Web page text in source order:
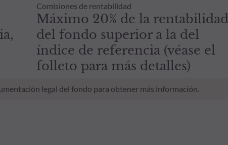
Comisiones de rentabilidad
Máximo 20% de la rentabilidad
del fondo superior a la del
índice de referencia (véase el
folleto para más detalles)
legal del fondo para obtener más información.